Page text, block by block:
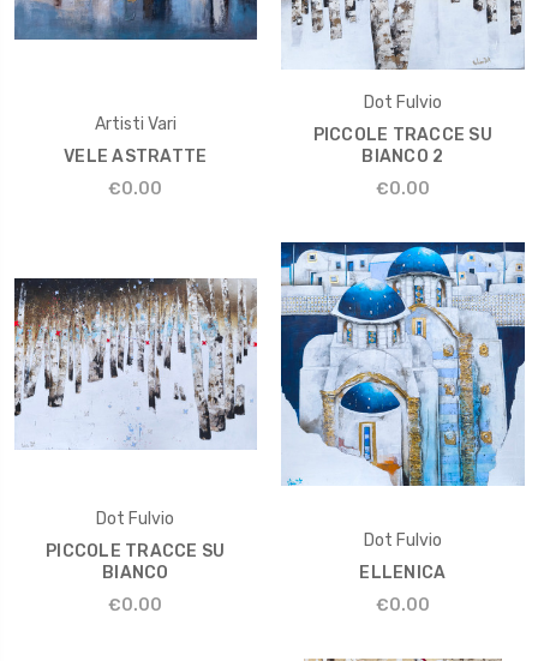
Artisti Vari
VELE ASTRATTE
€0.00
Dot Fulvio
PICCOLE TRACCE SU
BIANCO 2
€0.00
Dot Fulvio
PICCOLE TRACCE SU
BIANCO
€0.00
Dot Fulvio
ELLENICA
€0.00